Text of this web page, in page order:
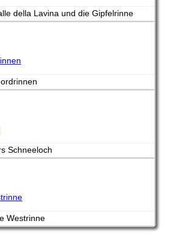
della Lavina und die Gipfelrinne
Schneeloch
Westrinne